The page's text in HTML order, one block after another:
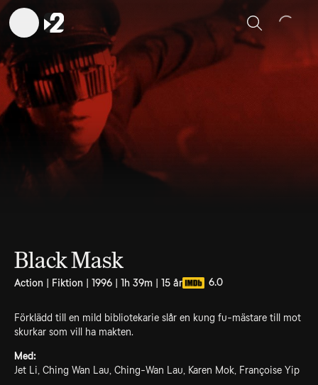
Sök
Black Mask
Action | Fiktion | 1996 | 1h 39m | 15 år 6.0
Förklädd till en mild bibliotekarie slår en kung fu-mästare till mot
skurkar som vill ha makten.
Med:
Jet Li, Ching Wan Lau, Ching-Wan Lau, Karen Mok, Françoise Yip